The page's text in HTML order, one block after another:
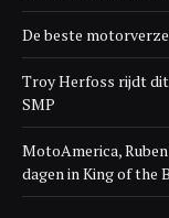
De beste
Troy Herfoss rijdt
SMP
MotoAmerica,
dagen in King of the